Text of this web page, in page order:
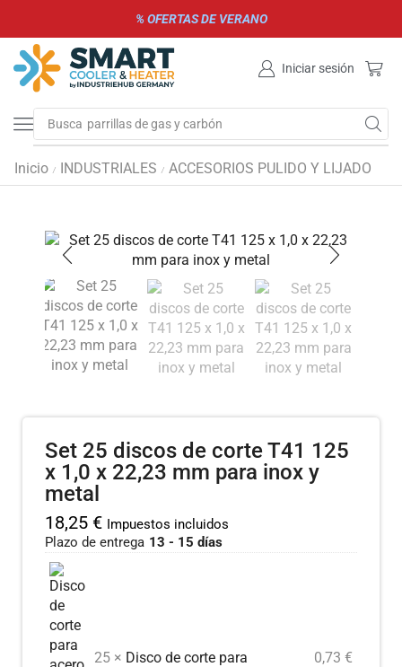
% OFERTAS DE VERANO
Iniciar sesión
Busca parrillas de gas y carbón
Inicio / INDUSTRIALES / ACCESORIOS PULIDO Y LIJADO
Set 25 discos de corte T41 125
x 1,0 x 22,23 mm para inox y
metal
18,25 € Impuestos incluidos
Plazo de entrega 13 - 15 días
25 × Disco de corte para
0,73 €